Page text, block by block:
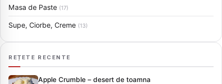
Masa de Paste (17)
Supe, Ciorbe, Creme (13)
REȚETE RECENTE
Apple Crumble – desert de toamna